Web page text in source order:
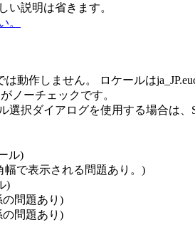
い説明は省きます。
。
動作しません。 ロケールは
ノーチェックです。
選択ダイアログを使用する場合は
ル)
幅で表示される問題あり。)
)
の問題あり)
の問題あり)